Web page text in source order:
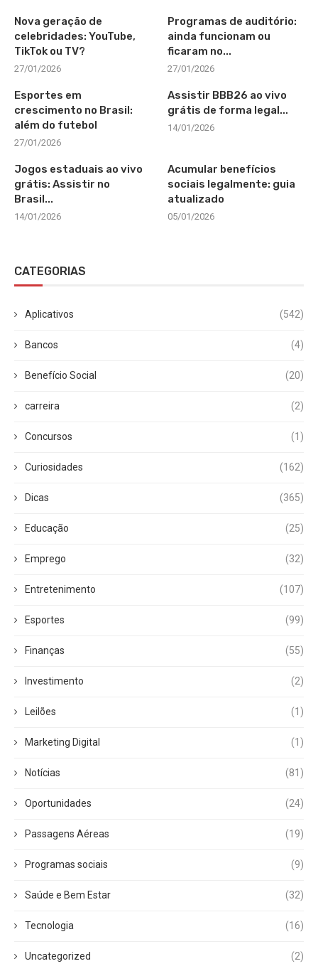
Nova geração de
celebridades: YouTube,
TikTok ou TV?
27/01/2026
Programas de auditório:
ainda funcionam ou
ficaram no...
27/01/2026
Esportes em
crescimento no Brasil:
além do futebol
27/01/2026
Assistir BBB26 ao vivo
grátis de forma legal...
14/01/2026
Jogos estaduais ao vivo
grátis: Assistir no
Brasil...
14/01/2026
Acumular benefícios
sociais legalmente: guia
atualizado
05/01/2026
CATEGORIAS
Aplicativos (542)
Bancos (4)
Benefício Social (20)
carreira (2)
Concursos (1)
Curiosidades (162)
Dicas (365)
Educação (25)
Emprego (32)
Entretenimento (107)
Esportes (99)
Finanças (55)
Investimento (2)
Leilões (1)
Marketing Digital (1)
Notícias (81)
Oportunidades (24)
Passagens Aéreas (19)
Programas sociais (9)
Saúde e Bem Estar (32)
Tecnologia (16)
Uncategorized (2)